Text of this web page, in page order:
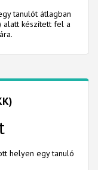
tanulót átlagban
alatt készített fel a
helyen egy tanuló